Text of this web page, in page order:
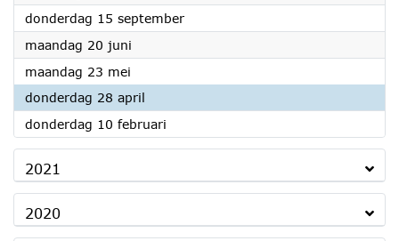
donderdag 15 september2022
maandag 20 juni
maandag 23 mei
donderdag 28 april
donderdag 10 februari
2021
2020